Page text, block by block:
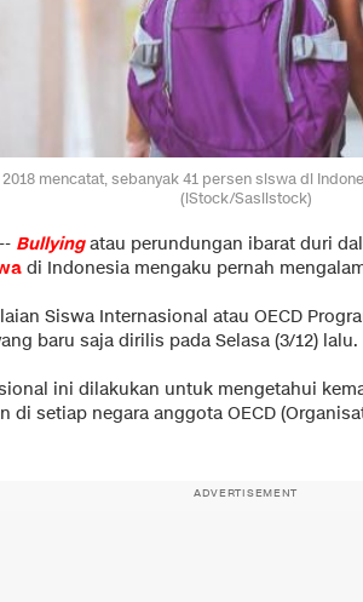
mencatat, sebanyak 41 persen siswa di
(iStock/Sasiistock)
-- Bullyingatau perundungan ibarat duri
di Indonesia mengaku pernah
Siswa Internasional atau OECD
baru saja dirilis pada Selasa (3/12) lalu.
ini dilakukan untuk mengetahui
di setiap negara anggota OECD
ADVERTISEMENT